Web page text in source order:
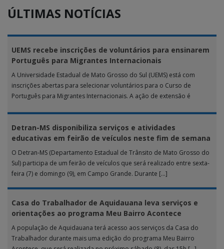
ÚLTIMAS NOTÍCIAS
UEMS recebe inscrições de voluntários para ensinarem
Português para Migrantes Internacionais
A Universidade Estadual de Mato Grosso do Sul (UEMS) está com
inscrições abertas para selecionar voluntários para o Curso de
Português para Migrantes Internacionais. A ação de extensão é
Detran-MS disponibiliza serviços e atividades
educativas em feirão de veículos neste fim de semana
O Detran-MS (Departamento Estadual de Trânsito de Mato Grosso do
Sul) participa de um feirão de veículos que será realizado entre sexta-
feira (7) e domingo (9), em Campo Grande. Durante […]
Casa do Trabalhador de Aquidauana leva serviços e
orientações ao programa Meu Bairro Acontece
A população de Aquidauana terá acesso aos serviços da Casa do
Trabalhador durante mais uma edição do programa Meu Bairro